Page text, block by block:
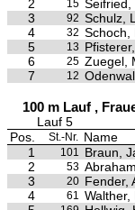
2
15 Seifried,
3
92 Schulz,
4
32 Schoch,
5
13
6
25 Zuegel,
7
12
100 m Lauf ,
Lauf 5
Pos.
St.-Nr. Name
1
101 Braun,
2
53
3
20 Fender,
4
61 Walther,